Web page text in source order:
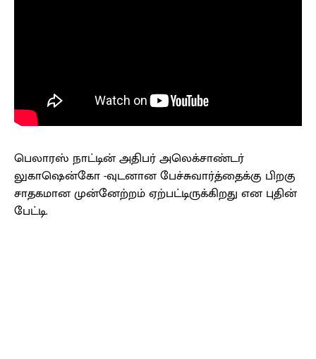
பெலாரஸ் நாட்டின் அதிபர் அலெக்சாண்டர்
லுகாஷென்கோ -வுடனான பேச்சுவார்த்தைக்கு பிறகு
சாதகமான முன்னேற்றம் ஏற்பட்டிருக்கிறது என புதின்
பேட்டி.